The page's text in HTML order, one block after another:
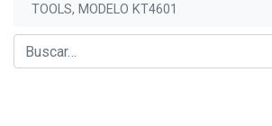
TOOLS, MODELO KT4601